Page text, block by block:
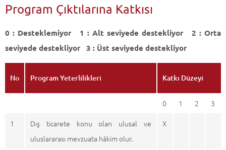
Program Çıktılarına Katkısı
Program Çıktılarına Katkısı
0 : Desteklemiyor 1 : Alt seviyede destekliyor 2 : Orta
seviyede destekliyor 3 : Üst seviyede destekliyor
No Program Yeterlilikleri Katkı Düzeyi
0 1 2
3
1
Dış ticarete konu olan ulusal ve
uluslararası mevzuata hâkim olur.
X